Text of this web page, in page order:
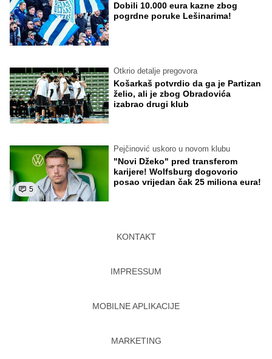
Dobili 10.000 eura kazne zbog
pogrdne poruke Lešinarima!
Otkrio detalje pregovora
Košarkaš potvrdio da ga je Partizan
želio, ali je zbog Obradovića
izabrao drugi klub
5
Pejčinović uskoro u novom klubu
"Novi Džeko" pred transferom
karijere! Wolfsburg dogovorio
posao vrijedan čak 25 miliona eura!
KONTAKT
IMPRESSUM
MOBILNE APLIKACIJE
MARKETING